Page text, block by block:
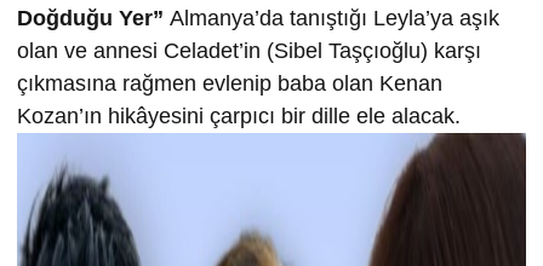
Doğduğu Yer” Almanya’da tanıştığı Leyla’ya aşık
olan ve annesi Celadet’in (Sibel Taşçıoğlu) karşı
çıkmasına rağmen evlenip baba olan Kenan
Kozan’ın hikâyesini çarpıcı bir dille ele alacak.